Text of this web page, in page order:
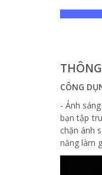
CÔNG
- Ánh
bạn tập
chặn ánh
năng làm